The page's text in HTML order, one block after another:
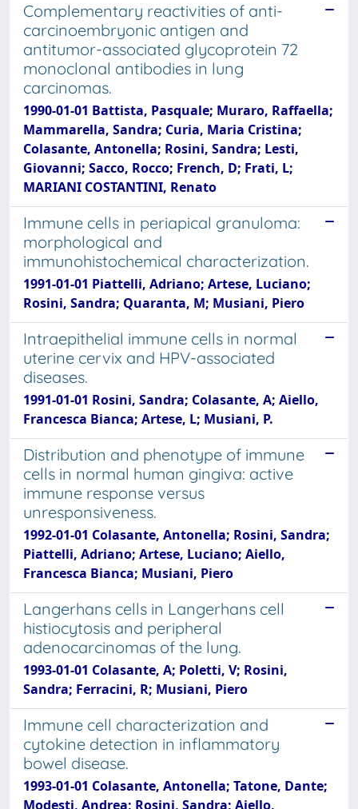
Complementary reactivities of anti-
carcinoembryonic antigen and
antitumor-associated glycoprotein 72
monoclonal antibodies in lung
carcinomas.
1990-01-01 Battista, Pasquale; Muraro, Raffaella;
Mammarella, Sandra; Curia, Maria Cristina;
Colasante, Antonella; Rosini, Sandra; Lesti,
Giovanni; Sacco, Rocco; French, D; Frati, L;
MARIANI COSTANTINI, Renato
Immune cells in periapical granuloma:
morphological and
immunohistochemical characterization.
1991-01-01 Piattelli, Adriano; Artese, Luciano;
Rosini, Sandra; Quaranta, M; Musiani, Piero
Intraepithelial immune cells in normal
uterine cervix and HPV-associated
diseases.
1991-01-01 Rosini, Sandra; Colasante, A; Aiello,
Francesca Bianca; Artese, L; Musiani, P.
Distribution and phenotype of immune
cells in normal human gingiva: active
immune response versus
unresponsiveness.
1992-01-01 Colasante, Antonella; Rosini, Sandra;
Piattelli, Adriano; Artese, Luciano; Aiello,
Francesca Bianca; Musiani, Piero
Langerhans cells in Langerhans cell
histiocytosis and peripheral
adenocarcinomas of the lung.
1993-01-01 Colasante, A; Poletti, V; Rosini,
Sandra; Ferracini, R; Musiani, Piero
Immune cell characterization and
cytokine detection in inflammatory
bowel disease.
1993-01-01 Colasante, Antonella; Tatone, Dante;
Modesti, Andrea; Rosini, Sandra; Aiello,